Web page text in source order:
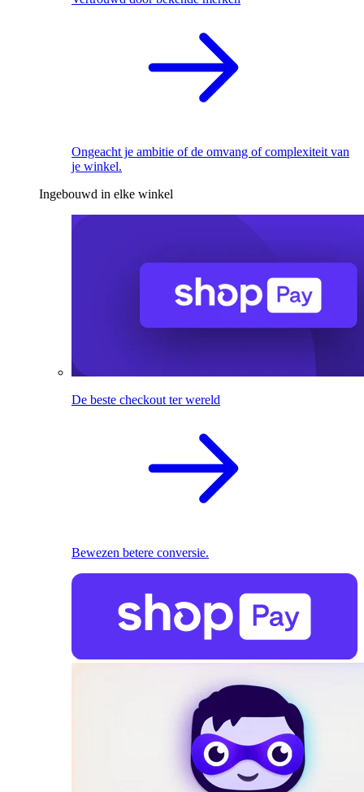
Ongeacht je ambitie of de omvang of complexiteit van
je winkel.
Ingebouwd in elke winkel
De beste checkout ter wereld
Bewezen betere conversie.